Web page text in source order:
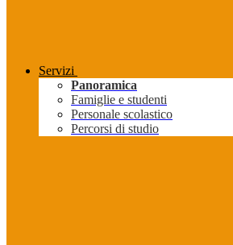
Servizi
Panoramica
Famiglie e studenti
Personale scolastico
Percorsi di studio